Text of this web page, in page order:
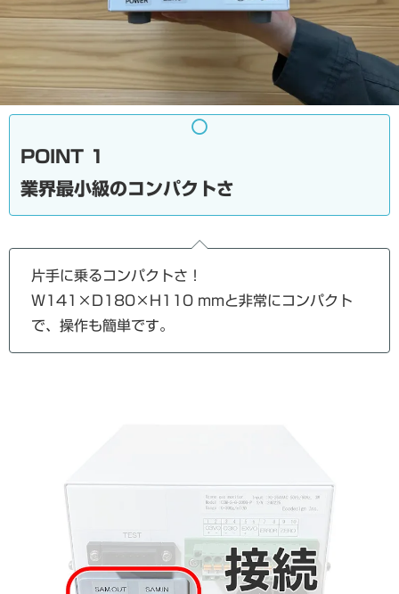
POINT 1
業界最小級のコンパクトさ
片手に乗るコンパクトさ！
W141×D180×H110 mmと非常にコンパクト
で、操作も簡単です。